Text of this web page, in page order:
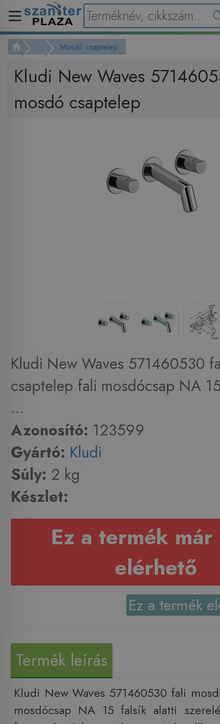
... Mosdó csaptelep
Kludi New Waves
mosdó csaptelep
Kludi New Waves 571460530
csaptelep fali mosdócsap NA
...
Azonosító: 123599
Gyártó: Kludi
Súly: 2 kg
Készlet:
Ez a termék már
elérhető
Ez a termék
Termék leírás
Kludi New Waves 571460530 fali
mosdócsap NA 15 falsík alatti